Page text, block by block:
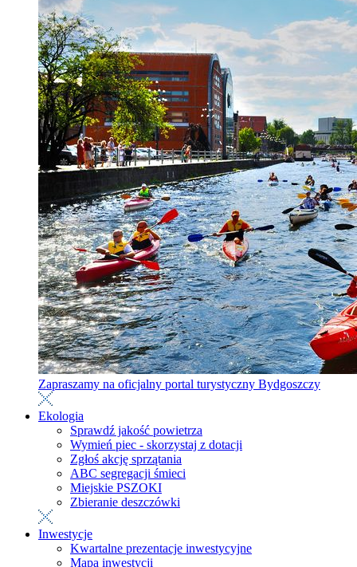
Zapraszamy na oficjalny portal turystyczny Bydgoszczy
Ekologia
Sprawdź jakość powietrza
Wymień piec - skorzystaj z dotacji
Zgłoś akcję sprzątania
ABC segregacji śmieci
Miejskie PSZOKI
Zbieranie deszczówki
Inwestycje
Kwartalne prezentacje inwestycyjne
Mapa inwestycji